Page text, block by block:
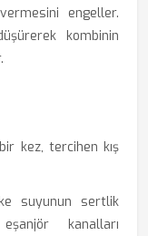
engeller.
kombinin
kez, tercihen kış
suyunun sertlik
kanalları